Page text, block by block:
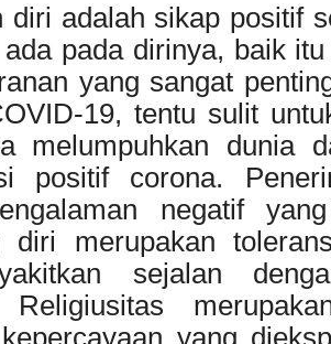
diri adalah sikap positif
pada dirinya, baik
yang sangat
19, tentu sulit
melumpuhkan dunia
positif corona.
negatif
diri merupakan
sejalan
Religiusitas
yang